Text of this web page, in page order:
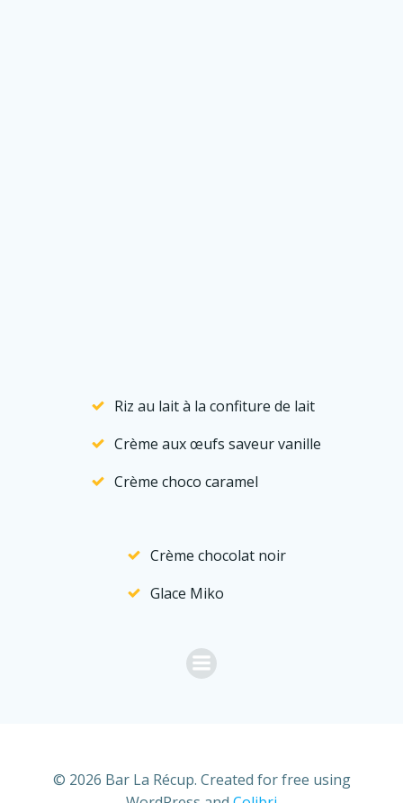
Riz au lait à la confiture de lait
Crème aux œufs saveur vanille
Crème choco caramel
Crème chocolat noir
Glace Miko
© 2026 Bar La Récup. Created for free using